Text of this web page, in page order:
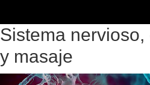
al
contenido
principal
al
pie
de
página
Sistema
y masaje